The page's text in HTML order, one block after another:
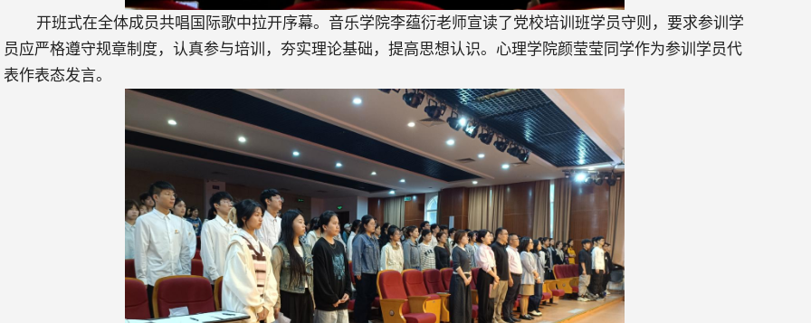
开班式在全体成员共唱国际歌中拉开序幕。音乐学院李蕴衍老师宣读了党校培训班学员守则，要求参训学
员应严格遵守规章制度，认真参与培训，夯实理论基础，提高思想认识。心理学院颜莹莹同学作为参训学员代
表作表态发言。